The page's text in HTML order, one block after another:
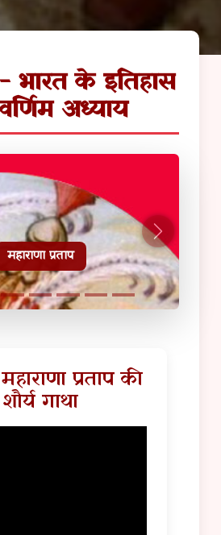
- भारत के इतिहास
अध्याय
टूरिस्ट गाइड
प्रताप की
शौर्य गाथा